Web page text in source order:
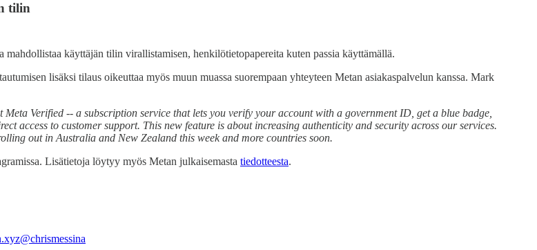
tilin
käyttäjän tilin virallistamisen, henkilötietopapereita kuten passia käyttämällä.
lisäksi tilaus oikeuttaa myös muun muassa suorempaan yhteyteen Metan asiakaspalvelun kanssa. Mark
Verified -- a subscription service that lets you verify your account with a government ID, get a blue badge,
access to customer support. This new feature is about increasing authenticity and security across our services.
out in Australia and New Zealand this week and more countries soon.
Lisätietoja löytyy myös Metan julkaisemasta tiedotteesta.
@chrismessina